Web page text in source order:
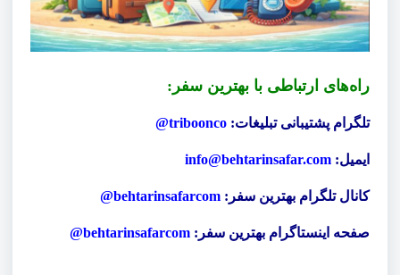
راه‌های ارتباطی با بهترین سفر:
تلگرام پشتیبانی تبلیغات: triboonco@
ایمیل:
کانال تلگرام بهترین سفر: behtarinsafarcom@
صفحه اینستاگرام بهترین سفر: behtarinsafarcom@